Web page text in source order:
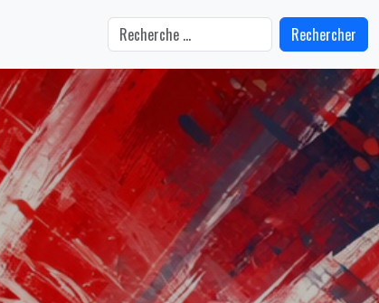
Rechercher